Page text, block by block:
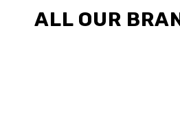
ALL OUR